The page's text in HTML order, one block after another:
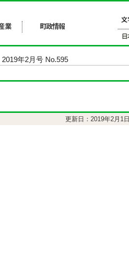
年2月号 No.595
更新日：2019年2月1日